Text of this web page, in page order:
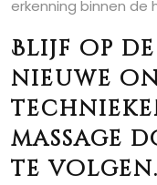
erkenning binnen de
Blijf op
nieuwe
massage
te volgen.